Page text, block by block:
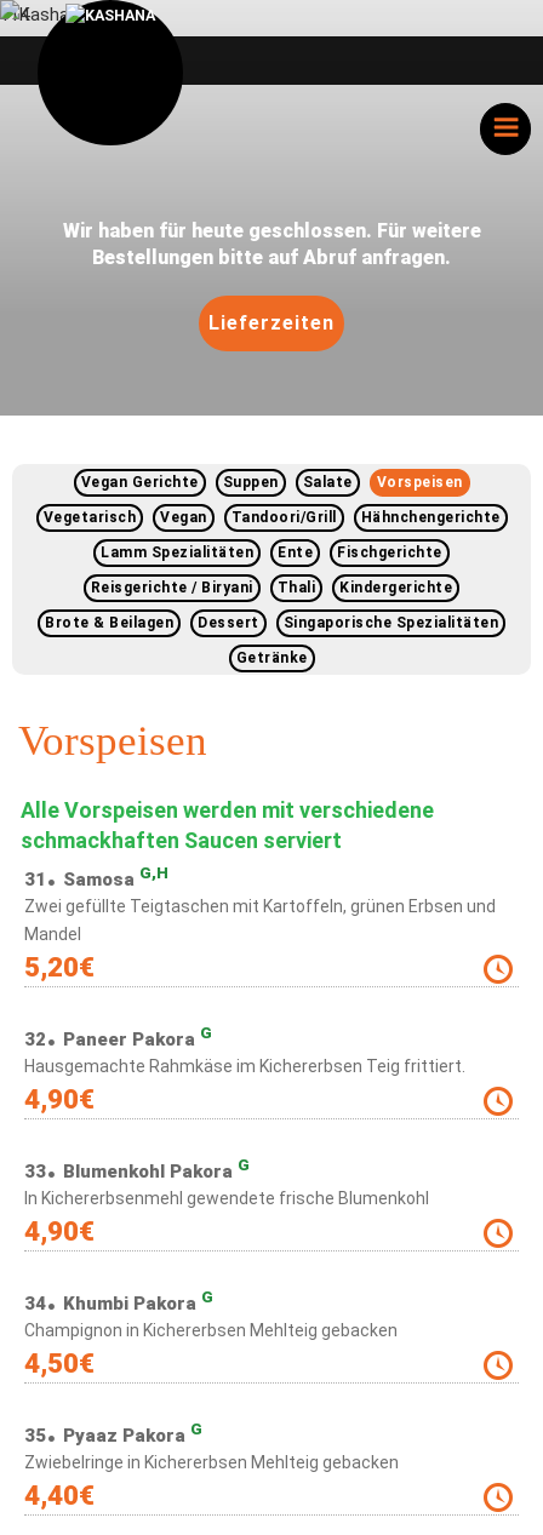
114
Wir haben für heute geschlossen. Für weitere
Bestellungen bitte auf Abruf anfragen.
Lieferzeiten
Vegan Gerichte Suppen Salate Vorspeisen
Vegetarisch Vegan Tandoori/Grill Hähnchengerichte
Lamm Spezialitäten Ente Fischgerichte
Reisgerichte / Biryani Thali Kindergerichte
Brote & Beilagen Dessert Singaporische Spezialitäten
Getränke
Vorspeisen
Alle Vorspeisen werden mit verschiedene
schmackhaften Saucen serviert
31 Samosa G,H
Zwei gefüllte Teigtaschen mit Kartoffeln, grünen Erbsen und
Mandel
5,20€
32 Paneer Pakora G
Hausgemachte Rahmkäse im Kichererbsen Teig frittiert.
4,90€
33 Blumenkohl Pakora G
In Kichererbsenmehl gewendete frische Blumenkohl
4,90€
34 Khumbi Pakora G
Champignon in Kichererbsen Mehlteig gebacken
4,50€
35 Pyaaz Pakora G
Zwiebelringe in Kichererbsen Mehlteig gebacken
4,40€